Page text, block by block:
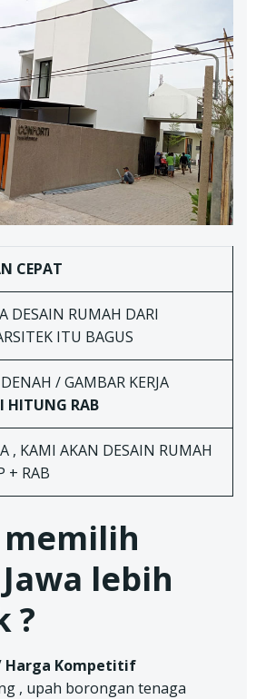
CEPAT
DESAIN RUMAH DARI
ITU BAGUS
/ GAMBAR KERJA
HITUNG RAB
, KAMI AKAN DESAIN RUMAH
+ RAB
lebih
?
/ Harga Kompetitif
, upah borongan tenaga